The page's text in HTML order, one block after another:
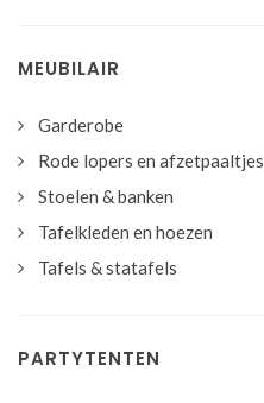
MEUBILAIR
Garderobe
Rode lopers en afzetpaaltjes
Stoelen & banken
Tafelkleden en hoezen
Tafels & statafels
PARTYTENTEN